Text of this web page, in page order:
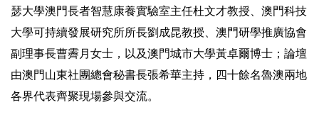
瑟大學澳門長者智慧康養實驗室主任杜文才教授、澳門科技
大學可持續發展研究所所長劉成昆教授、澳門研學推廣協會
副理事長曹霽月女士，以及澳門城市大學黃卓爾博士；論壇
由澳門山東社團總會秘書長張希華主持，四十餘名魯澳兩地
各界代表齊聚現場參與交流。